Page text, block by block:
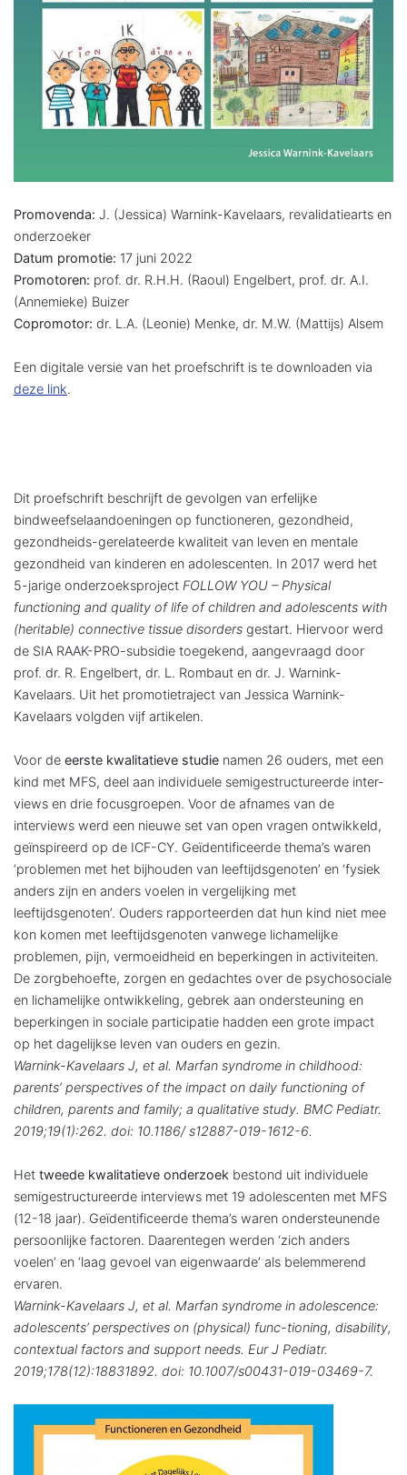
Promovenda: J. (Jessica) Warnink-Kavelaars, revalidatiearts en
onderzoeker
Datum promotie: 17 juni 2022
Promotoren: prof. dr. R.H.H. (Raoul) Engelbert, prof. dr. A.I.
(Annemieke) Buizer
Copromotor: dr. L.A. (Leonie) Menke, dr. M.W. (Mattijs) Alsem
Een digitale versie van het proefschrift is te downloaden via
deze link.
Dit proefschrift beschrijft de gevolgen van erfelijke
bindweefselaandoeningen op functioneren, gezondheid,
gezondheids-gerelateerde kwaliteit van leven en mentale
gezondheid van kinderen en adolescenten. In 2017 werd het
5-jarige onderzoeksproject FOLLOW YOU – Physical
functioning and quality of life of children and adolescents with
(heritable) connective tissue disorders gestart. Hiervoor werd
de SIA RAAK-PRO-subsidie toegekend, aangevraagd door
prof. dr. R. Engelbert, dr. L. Rombaut en dr. J. Warnink-
Kavelaars. Uit het promotie­traject van Jessica Warnink-
Kavelaars volgden vijf artikelen.
Voor de eerste kwalitatieve studie namen 26 ouders, met een
kind met MFS, deel aan individuele semigestructureerde inter­
views en drie focusgroepen. Voor de afnames van de
interviews werd een nieuwe set van open vragen ontwikkeld,
geïnspireerd op de ICF-CY. Geïdentificeerde thema’s waren
‘problemen met het bij­houden van leeftijdsgenoten’ en ‘fysiek
anders zijn en anders voelen in vergelijking met
leeftijdsgenoten’. Ouders rapporteerden dat hun kind niet mee
kon komen met leeftijdsgenoten vanwege lichamelijke
problemen, pijn, vermoeidheid en beperkingen in activiteiten.
De zorgbehoefte, zorgen en gedachtes over de psychosociale
en lichamelijke ontwikkeling, gebrek aan ondersteuning en
beperkingen in sociale participatie hadden een grote impact
op het dagelijkse leven van ouders en gezin.
Warnink-Kavelaars J, et al. Marfan syndrome in childhood:
parents’ perspectives of the impact on daily functioning of
children, parents and family; a qualitative study. BMC Pediatr.
2019;19(1):262. doi: 10.1186/ s12887-019-1612-6.
Het tweede kwalitatieve onderzoek bestond uit individuele
semigestructureerde inter­views met 19 adolescenten met MFS
(12-18 jaar). Geïdentificeerde thema’s waren ondersteunende
persoonlijke factoren. Daarentegen werden ‘zich anders
voelen’ en ‘laag gevoel van eigenwaarde’ als belemmerend
ervaren.
Warnink-Kavelaars J, et al. Marfan syndrome in adolescence:
adolescents’ perspectives on (physical) func-tioning, disability,
contextual factors and support needs. Eur J Pediatr.
2019;178(12):1883­1892. doi: 10.1007/s00431-019-03469-7.